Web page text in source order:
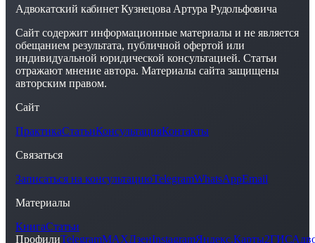
Адвокатский кабинет Кузнецова Артура Рудольфовича
Сайт содержит информационные материалы и не является
обещанием результата, публичной офертой или
индивидуальной юридической консультацией. Статьи
отражают мнение автора. Материалы сайта защищены
авторским правом.
Сайт
ПрактикаСтатьиКонсультацияКонтакты
Связаться
Записаться на консультациюTelegramWhatsAppEmail
Материалы
КнигаСтатьи
ПрофилиTelegramMAXДзенInstagramЯндекс.Карты2ГИС